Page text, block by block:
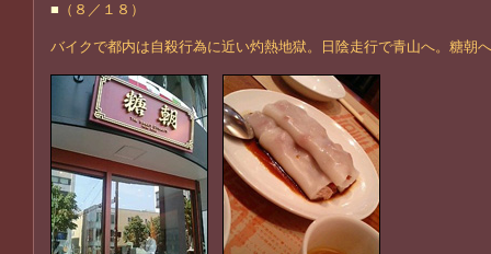
■ （８／１８）
バイクで都内は自殺行為に近い灼熱地獄。日陰走行で青山へ。糖朝